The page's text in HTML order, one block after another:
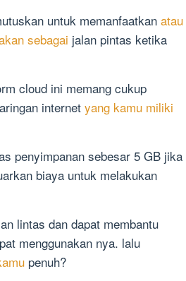
untuk memanfaatkan atau
sebagai jalan pintas ketika
cloud ini memang cukup
internetyang kamu miliki
penyimpanan sebesar 5 GB jika
biaya untuk melakukan
lintas dan dapat membantu
menggunakan nya. lalu
penuh?